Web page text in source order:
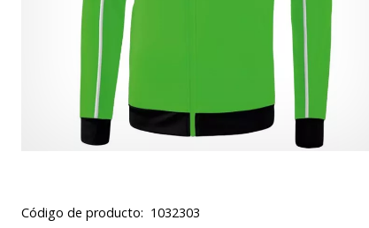
Código de producto: 1032303